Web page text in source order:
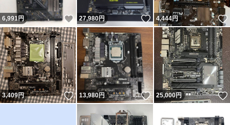
6,991円 いいね！
27,980円 いいね！
4,444円
3,409円 いいね！
13,980円 いいね！
25,000円